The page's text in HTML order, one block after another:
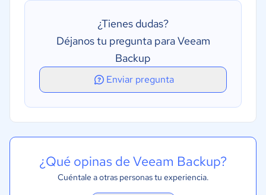
Registro de copia de seguridad
Almacenamiento seguro de datos
Restauración y acceso web
¿Tienes dudas?
Déjanos tu pregunta para Veeam
Backup
Enviar pregunta
¿Qué opinas de Veeam Backup?
Cuéntale a otras personas tu experiencia.